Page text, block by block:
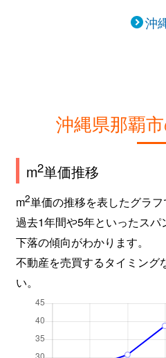
沖
沖縄県那覇
m2単価推移
m2単価の推移を表したグラフ
過去1年間や5年といったスパ
下落の傾向がわかります。
不動産を売買するタイミング
い。